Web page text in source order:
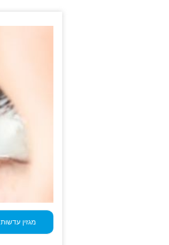
Menu
Skip to content
מגזין עדשות